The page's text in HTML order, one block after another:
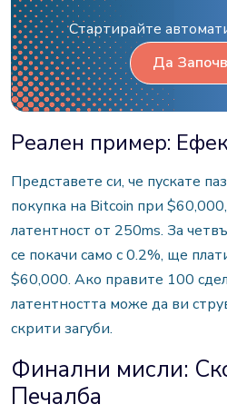
Стартирайте
Да
Реален пример:
Представете си, че пускате
покупка на Bitcoin при
латентност от 250ms. За
се покачи само с 0.2%, ще
$60,000. Ако правите 100
латентността може да ви
скрити загуби.
Финални мисли:
Печалба